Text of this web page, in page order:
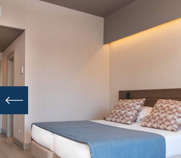
KONTAKTIEREN SIE
(351) 291 707 010